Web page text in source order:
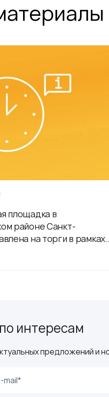
площадка в
районе Санкт-
на торги в рамках
интересам
предложений и